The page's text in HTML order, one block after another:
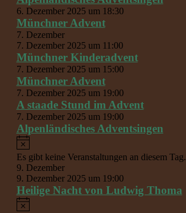
6. Dezember 2025 um 18:30
Münchner Advent
7. Dezember
7. Dezember 2025 um 11:00
Münchner Kinderadvent
7. Dezember 2025 um 15:00
Münchner Advent
7. Dezember 2025 um 19:00
A staade Stund im Advent
7. Dezember 2025 um 19:00
Alpenländisches Adventsingen
Hinweis
Es gibt keine Veranstaltungen an diesem Tag.
9. Dezember
9. Dezember 2025 um 19:00
Heilige Nacht von Ludwig Thoma
Hinweis